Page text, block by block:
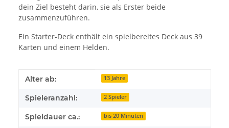
dein Ziel besteht darin, sie als Erster beide
zusammenzuführen.
Ein Starter-Deck enthält ein spielbereites Deck aus 39
Karten und einem Helden.
Produkteigenschaft
Wert
Alter ab: 13 Jahre
Spieleranzahl: 2 Spieler
Spieldauer ca.: bis 20 Minuten